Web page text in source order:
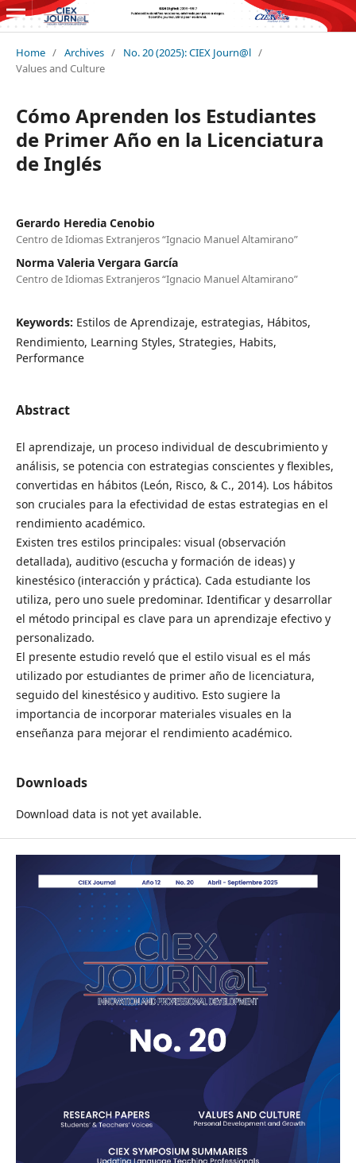
Home / Archives / No. 20 (2025): CIEX Journ@l /
Values and Culture
Cómo Aprenden los Estudiantes
de Primer Año en la Licenciatura
de Inglés
Gerardo Heredia Cenobio
Centro de Idiomas Extranjeros “Ignacio Manuel Altamirano”
Norma Valeria Vergara García
Centro de Idiomas Extranjeros “Ignacio Manuel Altamirano”
Keywords: Estilos de Aprendizaje, estrategias, Hábitos,
Rendimiento, Learning Styles, Strategies, Habits,
Performance
Abstract
El aprendizaje, un proceso individual de descubrimiento y
análisis, se potencia con estrategias conscientes y flexibles,
convertidas en hábitos (León, Risco, & C., 2014). Los hábitos
son cruciales para la efectividad de estas estrategias en el
rendimiento académico.
Existen tres estilos principales: visual (observación
detallada), auditivo (escucha y formación de ideas) y
kinestésico (interacción y práctica). Cada estudiante los
utiliza, pero uno suele predominar. Identificar y desarrollar
el método principal es clave para un aprendizaje efectivo y
personalizado.
El presente estudio reveló que el estilo visual es el más
utilizado por estudiantes de primer año de licenciatura,
seguido del kinestésico y auditivo. Esto sugiere la
importancia de incorporar materiales visuales en la
enseñanza para mejorar el rendimiento académico.
Downloads
Download data is not yet available.